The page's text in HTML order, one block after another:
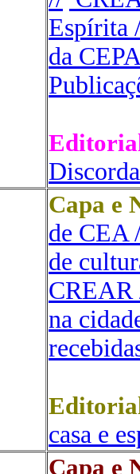
Espírita
da
Capa e
de CEA
de
CREAR
na
casa e
Capa e